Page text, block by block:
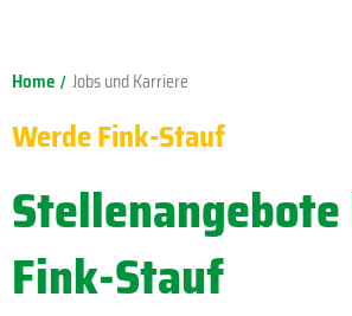
Home / Jobs und Karriere
Werde Fink-Stauf
Fink-Stauf